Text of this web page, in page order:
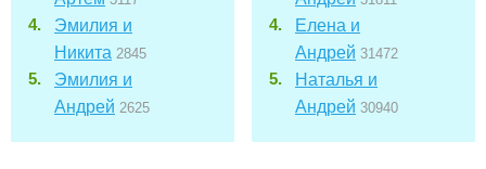
Эмилия и
Никита 2845
Эмилия и
Андрей 2625
Елена и
Андрей 31472
Наталья и
Андрей 30940